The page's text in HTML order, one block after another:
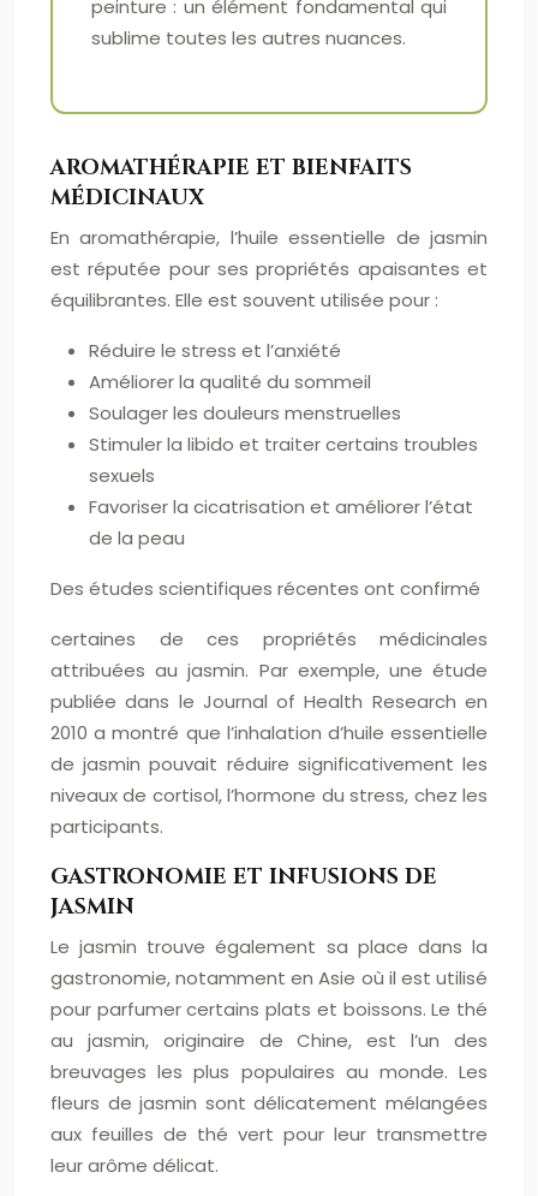
peinture : un élément fondamental qui
sublime toutes les autres nuances.
AROMATHÉRAPIE ET BIENFAITS
MÉDICINAUX
En aromathérapie, l’huile essentielle de jasmin
est réputée pour ses propriétés apaisantes et
équilibrantes. Elle est souvent utilisée pour :
Réduire le stress et l’anxiété
Améliorer la qualité du sommeil
Soulager les douleurs menstruelles
Stimuler la libido et traiter certains troubles
sexuels
Favoriser la cicatrisation et améliorer l’état
de la peau
Des études scientifiques récentes ont confirmé
certaines de ces propriétés médicinales
attribuées au jasmin. Par exemple, une étude
publiée dans le Journal of Health Research en
2010 a montré que l’inhalation d’huile essentielle
de jasmin pouvait réduire significativement les
niveaux de cortisol, l’hormone du stress, chez les
participants.
GASTRONOMIE ET INFUSIONS DE
JASMIN
Le jasmin trouve également sa place dans la
gastronomie, notamment en Asie où il est utilisé
pour parfumer certains plats et boissons. Le thé
au jasmin, originaire de Chine, est l’un des
breuvages les plus populaires au monde. Les
fleurs de jasmin sont délicatement mélangées
aux feuilles de thé vert pour leur transmettre
leur arôme délicat.